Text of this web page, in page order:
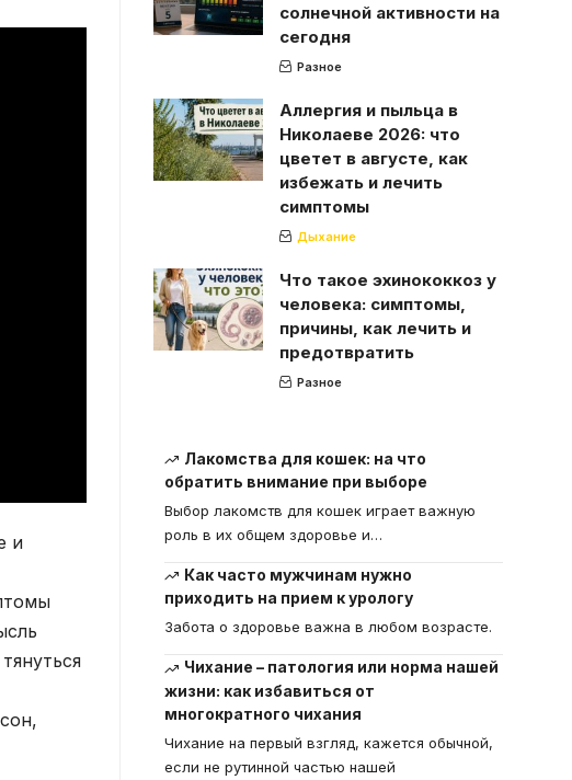
и
солнечной активности на
сегодня
Разное
Аллергия и пыльца в
Николаеве 2026: что
цветет в августе, как
избежать и лечить
симптомы
Дыхание
Что такое эхинококкоз у
человека: симптомы,
причины, как лечить и
предотвратить
Разное
Лакомства для кошек: на что
обратить внимание при выборе
Выбор лакомств для кошек играет важную
роль в их общем здоровье и…
Как часто мужчинам нужно
приходить на прием к урологу
Забота о здоровье важна в любом возрасте.
Чихание – патология или норма нашей
жизни: как избавиться от
многократного чихания
Чихание на первый взгляд, кажется обычной,
если не рутинной частью нашей